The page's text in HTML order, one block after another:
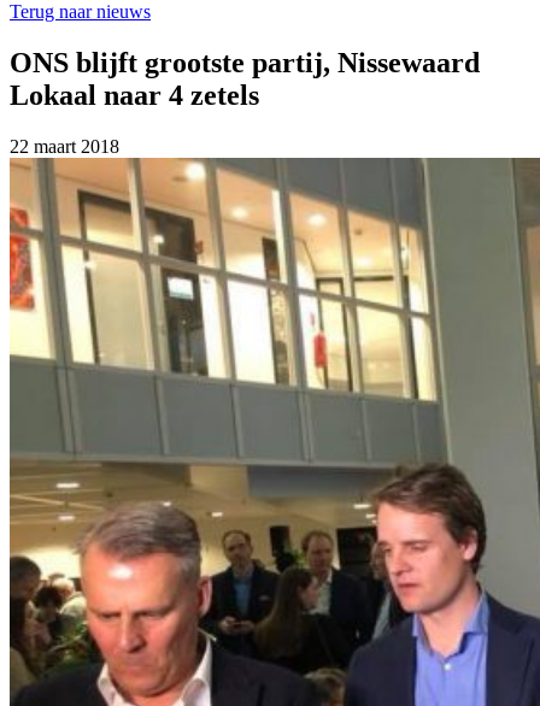
Terug naar nieuws
ONS blijft grootste partij, Nissewaard
Lokaal naar 4 zetels
22 maart 2018